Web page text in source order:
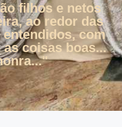
filhos e netos
ao redor das
com
coisas boas...